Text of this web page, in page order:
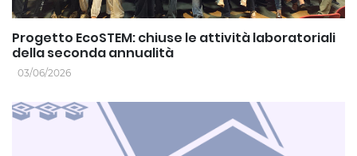
Progetto EcoSTEM: chiuse le attività laboratoriali
della seconda annualità
03/06/2026